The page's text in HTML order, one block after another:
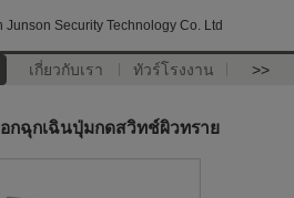
Junson Security Technology Co. Ltd
เกี่ยวกับเรา ทัวร์โรงงาน >>
กฉุกเฉินปุ่มกดสวิทช์ผิวทราย